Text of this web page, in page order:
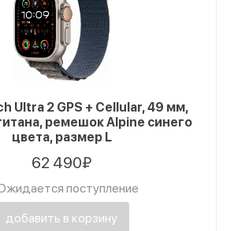
Ultra 2 GPS + Cellular, 49 мм,
ремешок Alpine синего
цвета, размер L
62 490₽
поступление
добавить в корзину